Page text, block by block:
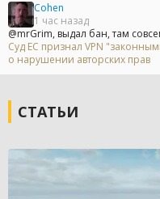
Cohen
1 час назад
@mrGrim, выдал бан, там
Суд ЕС признал VPN
о нарушении авторских прав
СТАТЬИ